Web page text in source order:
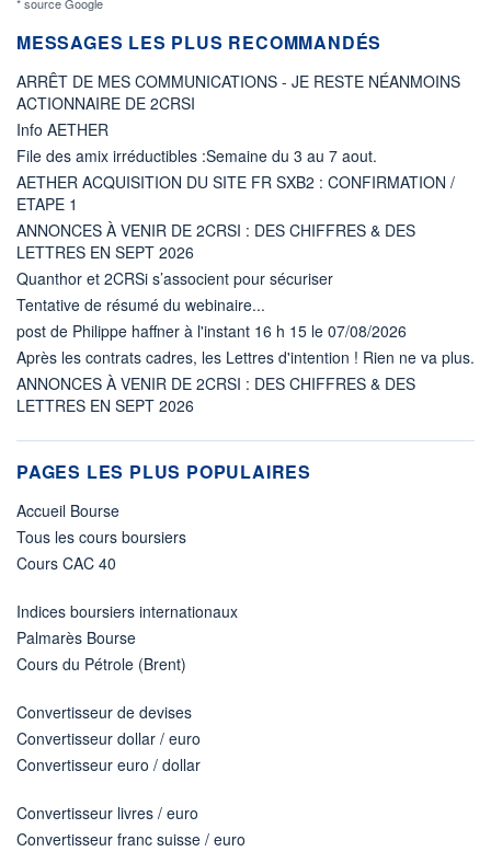
MESSAGES LES PLUS RECOMMANDÉS
ARRÊT DE MES COMMUNICATIONS - JE RESTE NÉANMOINS
ACTIONNAIRE DE 2CRSI
Info AETHER
File des amix irréductibles :Semaine du 3 au 7 aout.
AETHER ACQUISITION DU SITE FR SXB2 : CONFIRMATION /
ETAPE 1
ANNONCES À VENIR DE 2CRSI : DES CHIFFRES & DES
LETTRES EN SEPT 2026
Quanthor et 2CRSi s’associent pour sécuriser
Tentative de résumé du webinaire...
post de Philippe haffner à l'instant 16 h 15 le 07/08/2026
Après les contrats cadres, les Lettres d'intention ! Rien ne va plus.
ANNONCES À VENIR DE 2CRSI : DES CHIFFRES & DES
LETTRES EN SEPT 2026
PAGES LES PLUS POPULAIRES
Accueil Bourse
Tous les cours boursiers
Cours CAC 40
Indices boursiers internationaux
Palmarès Bourse
Cours du Pétrole (Brent)
Convertisseur de devises
Convertisseur dollar / euro
Convertisseur euro / dollar
Convertisseur livres / euro
Convertisseur franc suisse / euro